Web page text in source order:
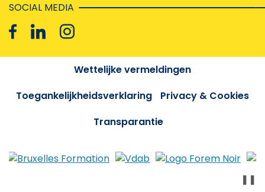
SOCIAL MEDIA
Wettelijke vermeldingen
Toegankelijkheidsverklaring
Privacy & Cookies
Transparantie
❚❚